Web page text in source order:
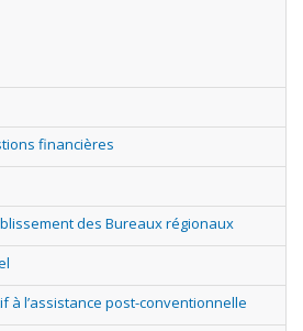
financières
des Bureaux régionaux
à l’assistance post-conventionnelle